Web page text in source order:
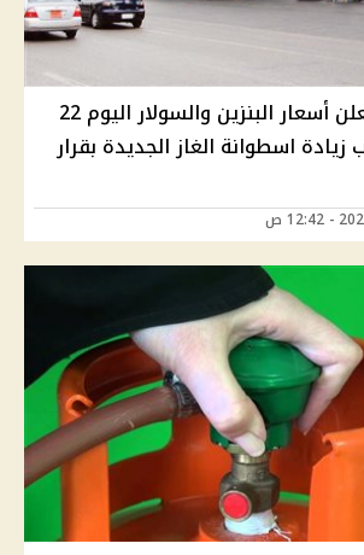
محطات الوقود تعلن أسعار البنزين والسولار اليوم 22
2024 عقب زيادة اسطوانة الغاز الجديدة بقرار